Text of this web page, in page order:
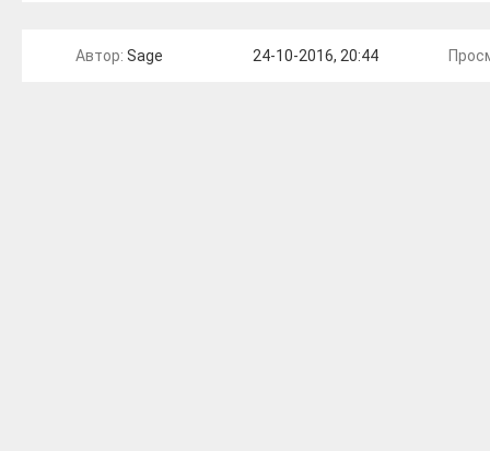
Автор:Sage 24-10-2016, 20:44